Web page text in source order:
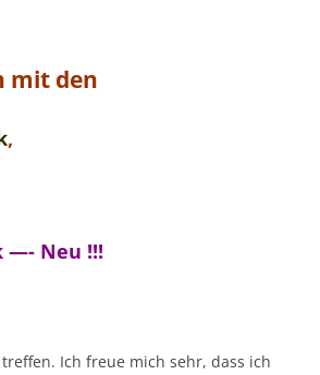
mit den
,
—- Neu !!!
Ich freue mich sehr, dass ich